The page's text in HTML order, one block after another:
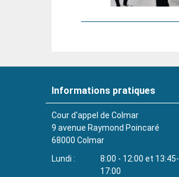
Informations pratiques
Cour d'appel de Colmar
9 avenue Raymond Poincaré
68000 Colmar
Lundi
8:00 - 12:00 et 13:45-
17:00